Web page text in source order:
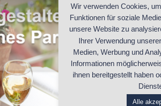
Wir verwenden Cookies,
Funktionen für soziale
unsere Website zu
Ihrer Verwendung
Medien, Werbung und
Informationen
ihnen bereitgestellt haben
Alle